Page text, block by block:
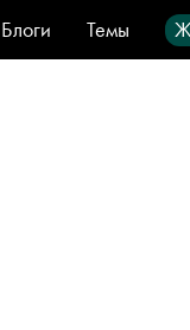
Блоги Темы
Стиль
Видео